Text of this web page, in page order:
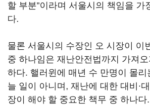
할 부분”이라며 서울시의 책임을 가
다.
물론 서울시의 수장인 오 시장이 이
중 하나임은 재난안전법까지 가져
하다. 핼러윈에 매년 수 만명이 몰리
늘 일이 아니며, 재난에 대한 대비·
장이 해야 할 중요한 책무 중 하나다